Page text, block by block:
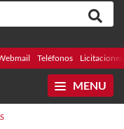
Teléfonos Licitaciones
MENU